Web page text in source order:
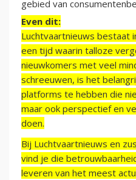
gebied van
Even dit:
Luchtvaartnieuws bestaat
een tijd waarin talloze
nieuwkomers met veel
schreeuwen, is het
platforms te hebben die
maar ook perspectief en
doen.
Bij Luchtvaartnieuws en
vind je die
leveren van het meest